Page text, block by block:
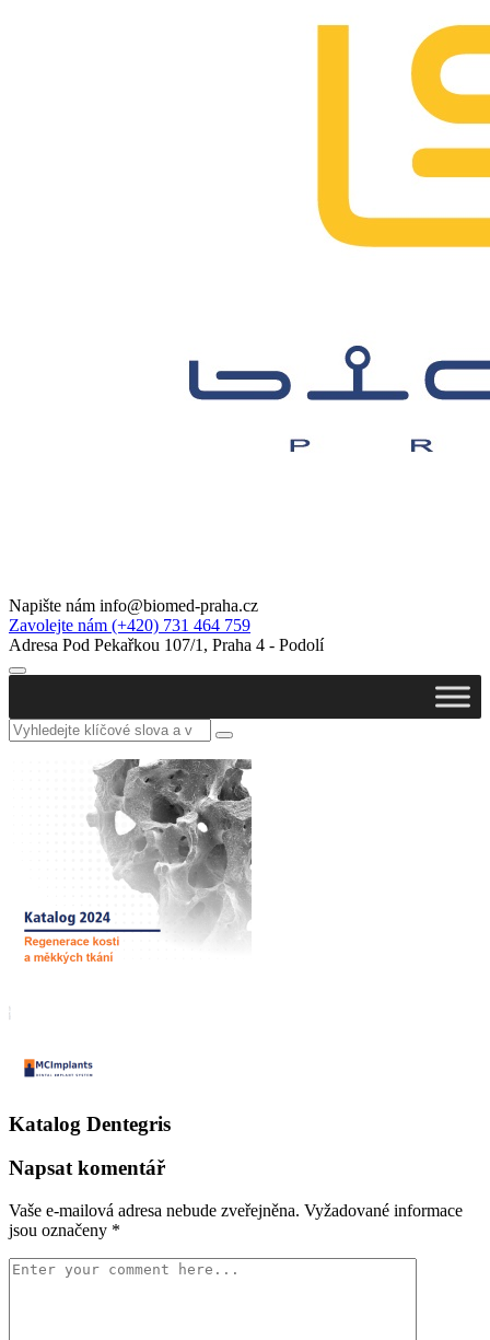
Napište nám info@biomed-praha.cz
Zavolejte nám (+420) 731 464 759
Adresa Pod Pekařkou 107/1, Praha 4 - Podolí
Vyhledat
Katalog Dentegris
Napsat komentář
Vaše e-mailová adresa nebude zveřejněna. Vyžadované informace
jsou označeny *